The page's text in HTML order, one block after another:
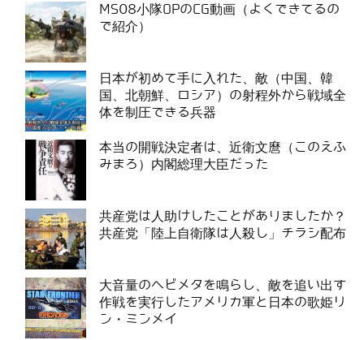
MS08小隊OPのCG動画（よくできてるの
で紹介）
日本が初めて手に入れた、敵（中国、韓
国、北朝鮮、ロシア）の射程外から戦域全
体を制圧できる兵器
本当の開戦決定者は、近衛文麿（このえふ
みまろ）内閣総理大臣だった
共産党は人助けしたことがありましたか？
共産党「陸上自衛隊は人殺し」チラシ配布
大音量のヘビメタを鳴らし、敵を追い出す
作戦を実行したアメリカ軍と日本の歌姫リ
ン・ミンメイ